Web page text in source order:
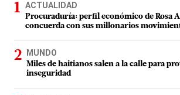
ACTUALIDAD
Procuraduría: perfil económico de Rosa
concuerda con sus millonarios
MUNDO
Miles de haitianos salen a la calle para
inseguridad